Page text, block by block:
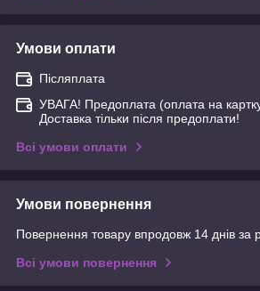
Умови оплати
Післяплата
УВАГА! Предоплата (оплата на
Доставка тільки після предоплати!
Всі умови оплати
Умови повернення
Повернення товару впродовж 14 днів за
Всі умови повернення